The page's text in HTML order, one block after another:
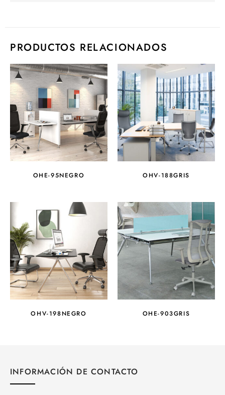
PRODUCTOS RELACIONADOS
OHE-95NEGRO OHV-188GRIS
OHV-198NEGRO OHE-903GRIS
INFORMACIÓN DE CONTACTO